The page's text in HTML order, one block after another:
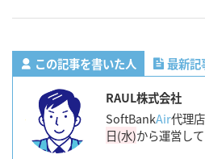
この記事を書いた人
最新記
RAUL株式会社
SoftBankAir代理
日(水)から運営して